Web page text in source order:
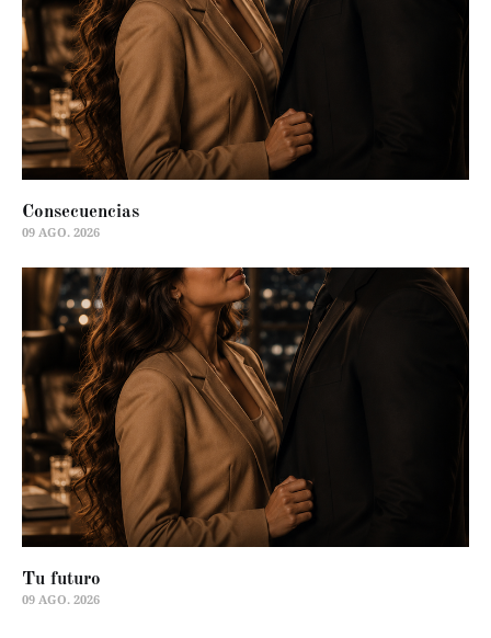
Consecuencias
09 AGO. 2026
Tu futuro
09 AGO. 2026